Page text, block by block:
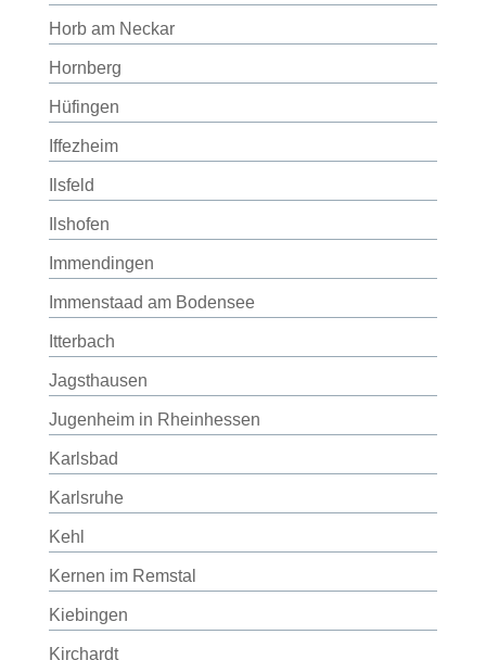
Horb am Neckar
Hornberg
Hüfingen
Iffezheim
Ilsfeld
Ilshofen
Immendingen
Immenstaad am Bodensee
Itterbach
Jagsthausen
Jugenheim in Rheinhessen
Karlsbad
Karlsruhe
Kehl
Kernen im Remstal
Kiebingen
Kirchardt